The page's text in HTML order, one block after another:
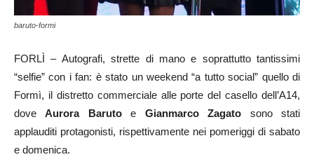
baruto-formi
FORLÌ – Autografi, strette di mano e soprattutto tantissimi
“selfie” con i fan: è stato un weekend “a tutto social” quello di
Formì, il distretto commerciale alle porte del casello dell’A14,
doveAurora Barutoe Gianmarco Zagato sono stati
applauditi protagonisti, rispettivamente nei pomeriggi di sabato
e domenica.